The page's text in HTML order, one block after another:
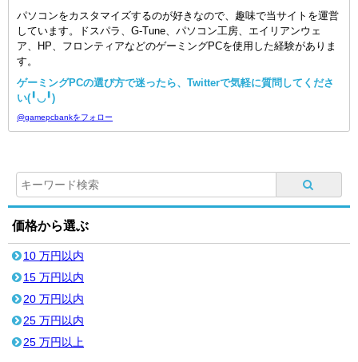
パソコンをカスタマイズするのが好きなので、趣味で当サイトを運営
しています。ドスパラ、G-Tune、パソコン工房、エイリアンウェ
ア、HP、フロンティアなどのゲーミングPCを使用した経験がありま
す。
ゲーミングPCの選び方で迷ったら、Twitterで気軽に質問してくださ
い(╹◡╹)
@gamepcbankをフォロー
価格から選ぶ
10 万円以内
15 万円以内
20 万円以内
25 万円以内
25 万円以上